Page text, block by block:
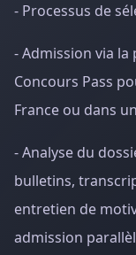
- Processus de
- Admission via
Concours Pass
France ou dans
- Analyse du
bulletins,
entretien de
admission